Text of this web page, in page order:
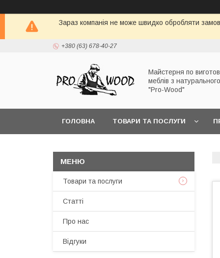
Зараз компанія не може швидко обробляти
+380 (63) 678-40-27
Майстерня по
меблів з
"Pro-Wood"
ГОЛОВНА ТОВАРИ ТА ПОСЛУГИ
Товари та послуги
Статті
Про нас
Відгуки